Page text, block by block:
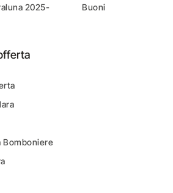
2025-
Bomboniere
Buoni